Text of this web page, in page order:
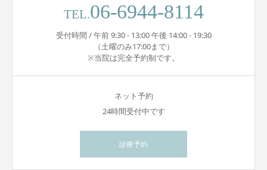
TEL.06-6944-8114
受付時間 / 午前 9:30 - 13:00 午後 14:00 - 19:30
（土曜のみ17:00まで）
※当院は完全予約制です。
ネット予約
24時間受付中です
診療予約